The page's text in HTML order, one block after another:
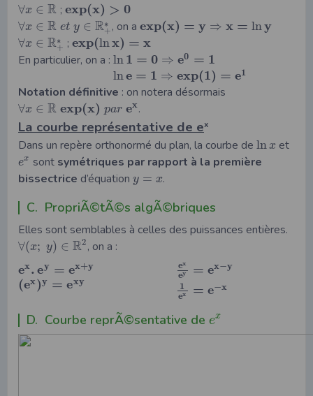
∀x ∈ R ; exp(x) > 0
∀x ∈ R et y ∈ R∗
+ , on a exp(x) = y ⇒ x = lny
∀x ∈ R∗
+ ;exp(lnx) = x
En particulier, on a : ln1 = 0 ⇒ e0 = 1
lne = 1 ⇒ exp(1) = e1
Notation définitive : on notera désormais
∀x ∈ R exp(x) par ex.
La courbe représentative de ex
Dans un repère orthonormé du plan, la courbe de lnx et
ex sont symétriques par rapport à la première
bissectrice d’équation y = x.
C. PropriÃ©tÃ©s algÃ©briques
Elles sont semblables à celles des puissances entières.
∀(x; y) ∈ R2 , on a :
ex. ey = ex+y
(ex )y = exy
ex
ey = ex−y
1
ex = e−x
D. Courbe reprÃ©sentative de ex